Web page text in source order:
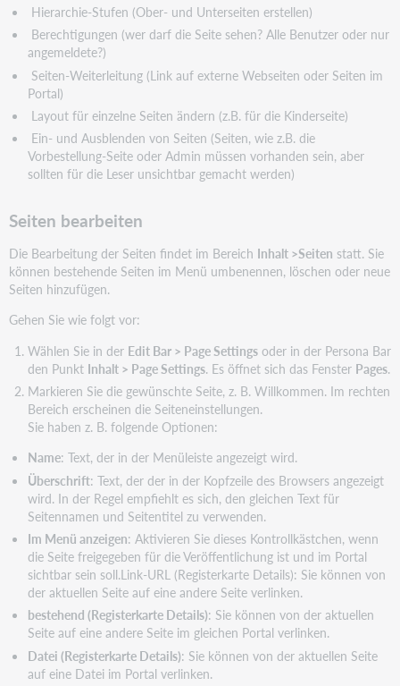
Hierarchie-Stufen (Ober- und Unterseiten erstellen)
Berechtigungen (wer darf die Seite sehen? Alle Benutzer oder nur
angemeldete?)
Seiten-Weiterleitung (Link auf externe Webseiten oder Seiten im
Portal)
Layout für einzelne Seiten ändern (z.B. für die Kinderseite)
Ein- und Ausblenden von Seiten (Seiten, wie z.B. die
Vorbestellung-Seite oder Admin müssen vorhanden sein, aber
sollten für die Leser unsichtbar gemacht werden)
Seiten bearbeiten
Die Bearbeitung der Seiten findet im Bereich Inhalt >Seiten statt. Sie
können bestehende Seiten im Menü umbenennen, löschen oder neue
Seiten hinzufügen.
Gehen Sie wie folgt vor:
Wählen Sie in der Edit Bar > Page Settingsoder in der Persona Bar
den Punkt Inhalt > Page Settings. Es öffnet sich das Fenster Pages.
Markieren Sie die gewünschte Seite, z. B. Willkommen. Im rechten
Bereich erscheinen die Seiteneinstellungen.
Sie haben z. B. folgende Optionen:
Name: Text, der in der Menüleiste angezeigt wird.
Überschrift: Text, der der in der Kopfzeile des Browsers angezeigt
wird. In der Regel empfiehlt es sich, den gleichen Text für
Seitennamen und Seitentitel zu verwenden.
Im Menü anzeigen: Aktivieren Sie dieses Kontrollkästchen, wenn
die Seite freigegeben für die Veröffentlichung ist und im Portal
sichtbar sein soll.Link-URL (Registerkarte Details): Sie können von
der aktuellen Seite auf eine andere Seite verlinken.
bestehend (Registerkarte Details): Sie können von der aktuellen
Seite auf eine andere Seite im gleichen Portal verlinken.
Datei (Registerkarte Details): Sie können von der aktuellen Seite
auf eine Datei im Portal verlinken.